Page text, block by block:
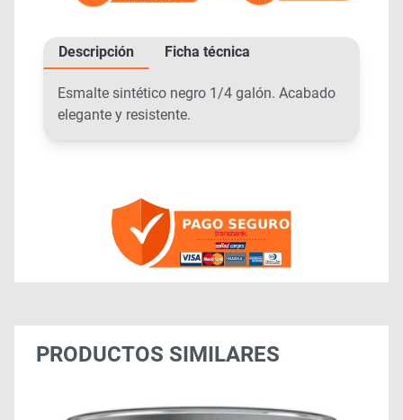
Descripción Ficha técnica
Esmalte sintético negro 1/4 galón. Acabado
elegante y resistente.
PRODUCTOS SIMILARES